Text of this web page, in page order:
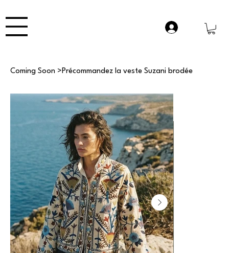
Coming Soon > Précommandez la veste Suzani brodée